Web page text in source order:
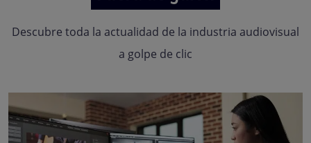
Descubre toda la actualidad de la industria audiovisual
a golpe de clic